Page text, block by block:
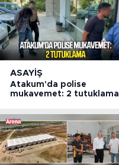
ASAYIŞ
Atakum'da polise
mukavemet: 2 tutuklama